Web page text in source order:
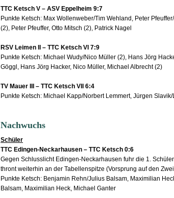
TTC Ketsch V – ASV Eppelheim 9:7
Punkte Ketsch: Max Wollenweber/Tim Wehland, Peter
(2), Peter Pfeuffer, Otto Mitsch (2), Patrick Nagel
RSV Leimen II – TTC Ketsch VI 7:9
Punkte Ketsch: Michael Wudy/Nico Müller (2), Hans Jörg
Göggl, Hans Jörg Hacker, Nico Müller, Michael Albrecht (2)
TV Mauer III – TTC Ketsch VII 6:4
Punkte Ketsch: Michael Kapp/Norbert Lemmert, Jürgen
Nachwuchs
Schüler
TTC Edingen-Neckarhausen – TTC Ketsch 0:6
Gegen Schlusslicht Edingen-Neckarhausen fuhr die 1.
thront weiterhin an der Tabellenspitze (Vorsprung auf den
Punkte Ketsch: Benjamin Rehn/Julius Balsam, Maximilian
Balsam, Maximilian Heck, Michael Ganter